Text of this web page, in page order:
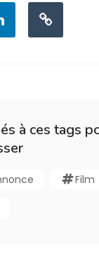
à ces tags
Film